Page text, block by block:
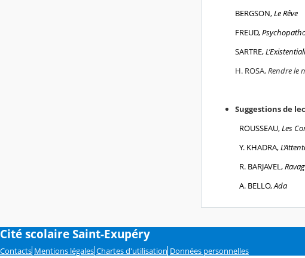
BERGSON,Le Rêve
FREUD,
SARTRE,
H. ROSA,Rendre le
Suggestions de
ROUSSEAU,Les
Y. KHADRA,
R. BARJAVEL,
A. BELLO,Ada
Cité scolaire Saint-Exupéry
Contacts Mentions légales Chartes d'utilisation Données personnelles